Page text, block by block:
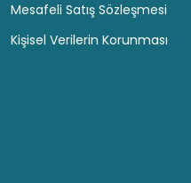
Mesafeli Satış Sözleşmesi
Kişisel Verilerin Korunması